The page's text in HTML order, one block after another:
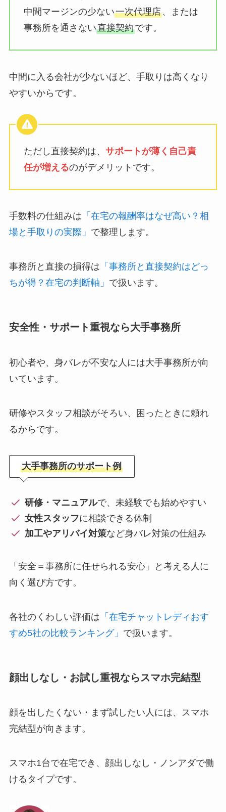
中間マージンの少ない一次代理店、または
事務所を通さない直接契約です。
中間に入る会社が少ないほど、手取りは高くなり
やすいからです。
ただし直接契約は、 サポートが薄く自己責
任が増えるのがデメリットです。
手数料の仕組みは 「在宅の報酬率はなぜ高い？相
場と手取りの実際」 で整理します。
事務所と直接の損得は 「事務所と直接契約はどっ
ちが得？在宅の判断軸」 で扱います。
安全性・サポート重視なら大手事務所
初心者や、身バレが不安な人には大手事務所が向
いています。
研修やスタッフ相談がそろい、困ったときに頼れ
るからです。
大手事務所のサポート例
研修・マニュアルで、未経験でも始めやすい
女性スタッフに相談できる体制
加工やアリバイ対策など身バレ対策の仕組み
「安全＝事務所に任せられる安心」と考える人に
向く選び方です。
各社のくわしい評価は 「在宅チャットレディおす
すめ5社の比較ランキング」 で扱います。
顔出しなし・お試し重視ならスマホ完結型
顔を出したくない・まず試したい人には、スマホ
完結型が向きます。
スマホ1台で在宅でき、顔出しなし・ノンアダで働
けるタイプです。